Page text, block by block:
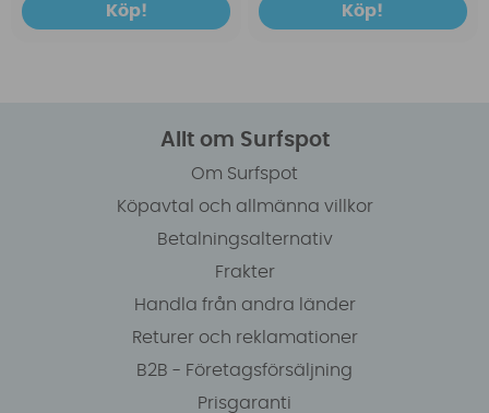
Köp! Köp!
Allt om Surfspot
Om Surfspot
Köpavtal och allmänna villkor
Betalningsalternativ
Frakter
Handla från andra länder
Returer och reklamationer
B2B - Företagsförsäljning
Prisgaranti